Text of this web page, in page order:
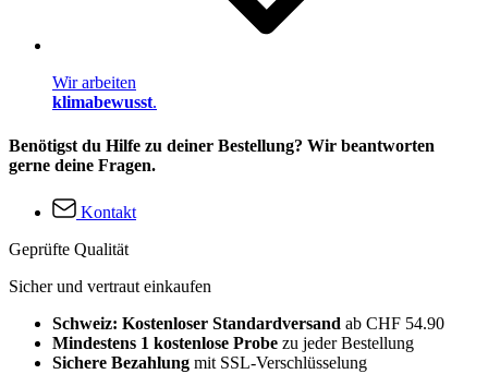
Wir arbeiten
klimabewusst.
Benötigst du Hilfe zu deiner Bestellung? Wir beantworten
gerne deine Fragen.
Kontakt
Geprüfte Qualität
Sicher und vertraut einkaufen
Schweiz: Kostenloser Standardversand ab CHF 54.90
Mindestens 1 kostenlose Probe zu jeder Bestellung
Sichere Bezahlung mit SSL-Verschlüsselung